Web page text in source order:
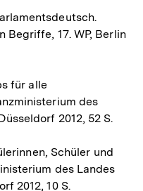
17. WP, Berlin
für alle
des
2012, 52 S.
Schüler und
des Landes
2012, 10 S.